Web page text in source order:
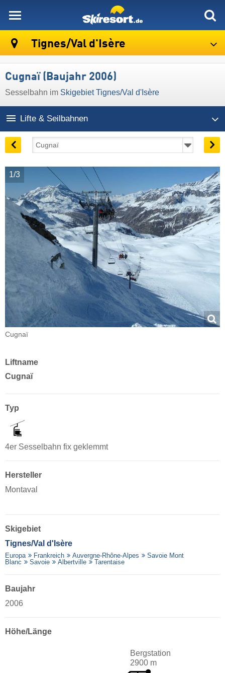
Tignes/​Val d'Isère
Cugnaï (Baujahr 2006)
Sesselbahn im Skigebiet Tignes/​Val d'Isère
Lifte & Seilbahnen
1/3
Cugnaï
Liftname
Cugnaï
Typ
4er Sesselbahn fix geklemmt
Hersteller
Montaval
Skigebiet
Tignes/​Val d'Isère
Europa Frankreich Auvergne-Rhône-Alpes
Savoie Mont
Blanc
Savoie Albertville Tarentaise
Baujahr
2006
Höhe/Länge
Bergstation
2900 m